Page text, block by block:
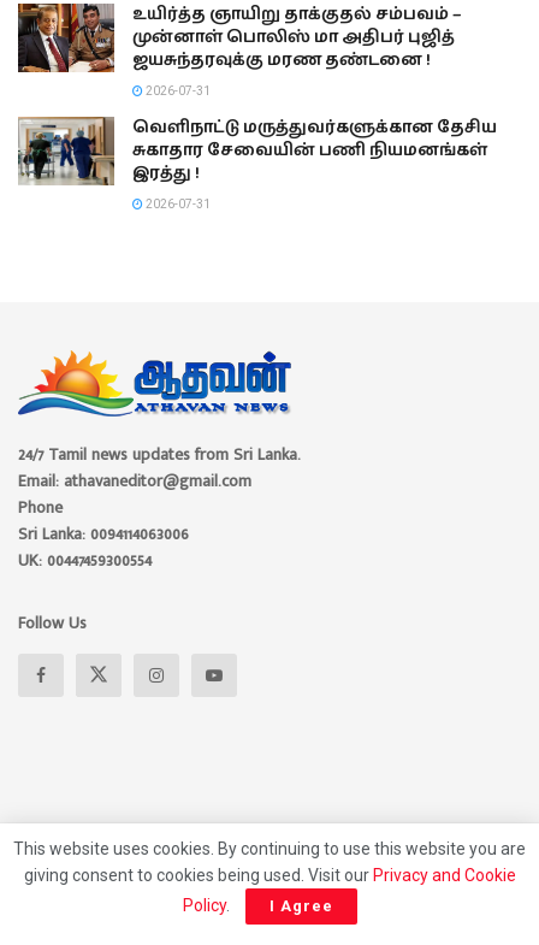
உயிர்த்த ஞாயிறு தாக்குதல் சம்பவம் –
முன்னாள் பொலிஸ் மா அதிபர் புஜித்
ஜயசுந்தரவுக்கு மரண தண்டனை !
2026-07-31
வெளிநாட்டு மருத்துவர்களுக்கான தேசிய
சுகாதார சேவையின் பணி நியமனங்கள்
இரத்து !
2026-07-31
24/7 Tamil news updates from Sri Lanka.
Email: athavaneditor@gmail.com
Phone
Sri Lanka: 0094114063006
UK: 00447459300554
Follow Us
About Privacy Policy Contact Us
This website uses cookies. By continuing to use this website you are
giving consent to cookies being used. Visit our Privacy and Cookie
Policy. I Agree